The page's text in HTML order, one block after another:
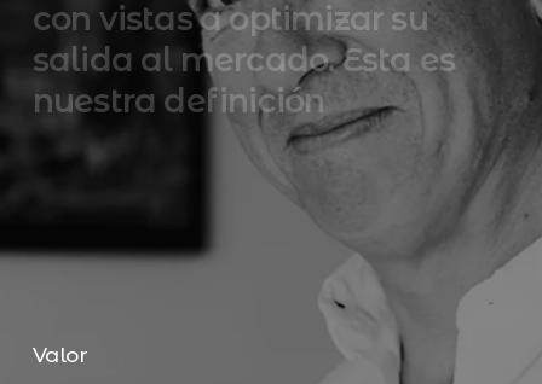
con vistasaoptimizar su
salida al mercado.Esta es
nuestra definición
Valor